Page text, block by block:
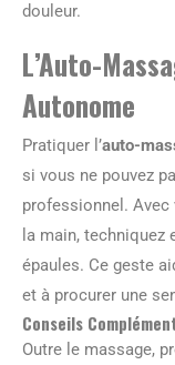
douleur.
L’Auto-
Autonome
Pratiquer l’auto-
si vous ne pouvez
professionnel. Avec
la main, techniquez
épaules. Ce geste
et à procurer une
Conseils
Outre le massage,